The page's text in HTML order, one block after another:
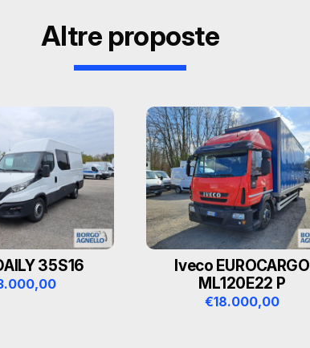
Altre proposte
35S16
Iveco EUROCARGO
ML120E22 P
€18.000,00